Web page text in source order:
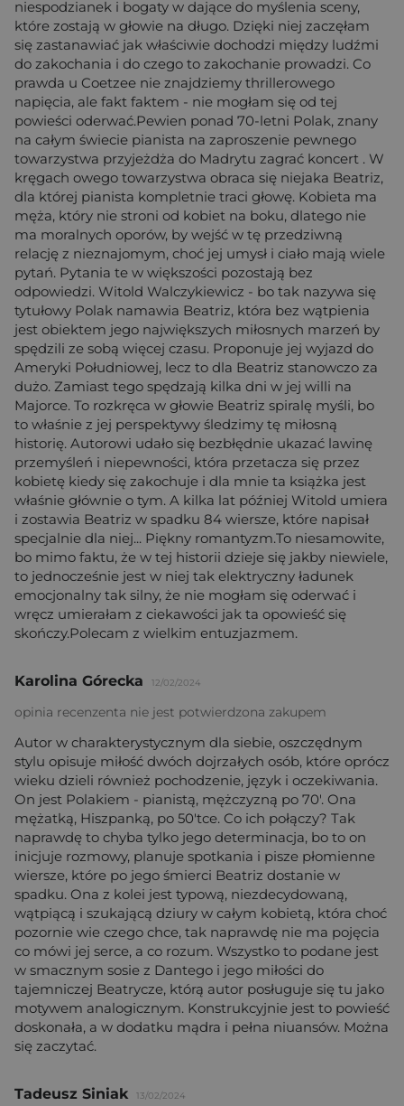
niespodzianek i bogaty w dające do myślenia sceny,
które zostają w głowie na długo. Dzięki niej zaczęłam
się zastanawiać jak właściwie dochodzi między ludźmi
do zakochania i do czego to zakochanie prowadzi. Co
prawda u Coetzee nie znajdziemy thrillerowego
napięcia, ale fakt faktem - nie mogłam się od tej
powieści oderwać.Pewien ponad 70-letni Polak, znany
na całym świecie pianista na zaproszenie pewnego
towarzystwa przyjeżdża do Madrytu zagrać koncert . W
kręgach owego towarzystwa obraca się niejaka Beatriz,
dla której pianista kompletnie traci głowę. Kobieta ma
męża, który nie stroni od kobiet na boku, dlatego nie
ma moralnych oporów, by wejść w tę przedziwną
relację z nieznajomym, choć jej umysł i ciało mają wiele
pytań. Pytania te w większości pozostają bez
odpowiedzi. Witold Walczykiewicz - bo tak nazywa się
tytułowy Polak namawia Beatriz, która bez wątpienia
jest obiektem jego największych miłosnych marzeń by
spędzili ze sobą więcej czasu. Proponuje jej wyjazd do
Ameryki Południowej, lecz to dla Beatriz stanowczo za
dużo. Zamiast tego spędzają kilka dni w jej willi na
Majorce. To rozkręca w głowie Beatriz spiralę myśli, bo
to właśnie z jej perspektywy śledzimy tę miłosną
historię. Autorowi udało się bezbłędnie ukazać lawinę
przemyśleń i niepewności, która przetacza się przez
kobietę kiedy się zakochuje i dla mnie ta książka jest
właśnie głównie o tym. A kilka lat później Witold umiera
i zostawia Beatriz w spadku 84 wiersze, które napisał
specjalnie dla niej... Piękny romantyzm.To niesamowite,
bo mimo faktu, że w tej historii dzieje się jakby niewiele,
to jednocześnie jest w niej tak elektryczny ładunek
emocjonalny tak silny, że nie mogłam się oderwać i
wręcz umierałam z ciekawości jak ta opowieść się
skończy.Polecam z wielkim entuzjazmem.
Karolina Górecka 12/02/2024
opinia recenzenta nie jest potwierdzona zakupem
Autor w charakterystycznym dla siebie, oszczędnym
stylu opisuje miłość dwóch dojrzałych osób, które oprócz
wieku dzieli również pochodzenie, język i oczekiwania.
On jest Polakiem - pianistą, mężczyzną po 70'. Ona
mężatką, Hiszpanką, po 50'tce. Co ich połączy? Tak
naprawdę to chyba tylko jego determinacja, bo to on
inicjuje rozmowy, planuje spotkania i pisze płomienne
wiersze, które po jego śmierci Beatriz dostanie w
spadku. Ona z kolei jest typową, niezdecydowaną,
wątpiącą i szukającą dziury w całym kobietą, która choć
pozornie wie czego chce, tak naprawdę nie ma pojęcia
co mówi jej serce, a co rozum. Wszystko to podane jest
w smacznym sosie z Dantego i jego miłości do
tajemniczej Beatrycze, którą autor posługuje się tu jako
motywem analogicznym. Konstrukcyjnie jest to powieść
doskonała, a w dodatku mądra i pełna niuansów. Można
się zaczytać.
Tadeusz Siniak 13/02/2024